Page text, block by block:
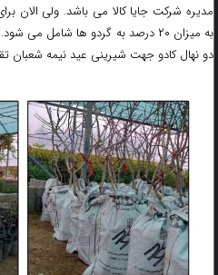
مدیره شرکت جایا کالا می باشد. ولی الان
دو نهال کادو جهت شیرینی عید نیمه شعبان